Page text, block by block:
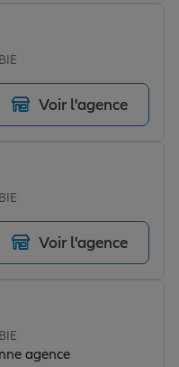
Voir l'agence
Voir l'agence
agence